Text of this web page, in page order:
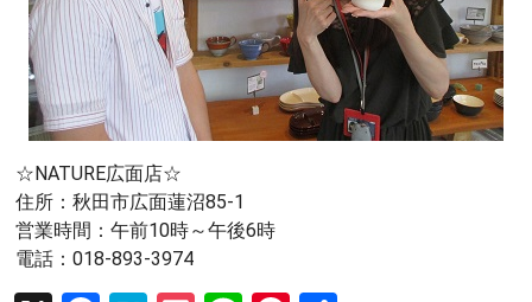
☆NATURE広面店☆
住所：秋田市広面蓮沼85-1
営業時間：午前10時～午後6時
電話：018-893-3974